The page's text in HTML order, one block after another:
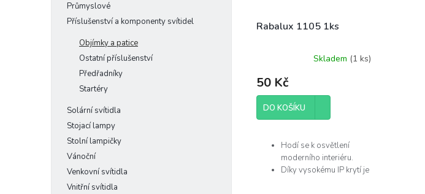
Průmyslové
Příslušenství a komponenty svítidel
Objímky a patice
Ostatní příslušenství
Předřadníky
Startéry
Solární svítidla
Stojací lampy
Stolní lampičky
Vánoční
Venkovní svítidla
Vnitřní svítidla
Rabalux 1105 1ks
Skladem (1 ks)
50 Kč
DO KOŠÍKU
Hodí se k osvětlení
moderního interiéru.
Díky vysokému IP krytí je